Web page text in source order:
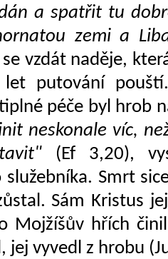
a spatřit tu
zemi a
vzdát naděje,
putování
péče byl hrob
ne­skonale víc,
(Ef 3,20),
Smrt
Sám Kristus
Mojžíšův hřích
jej vyvedl z hro­bu